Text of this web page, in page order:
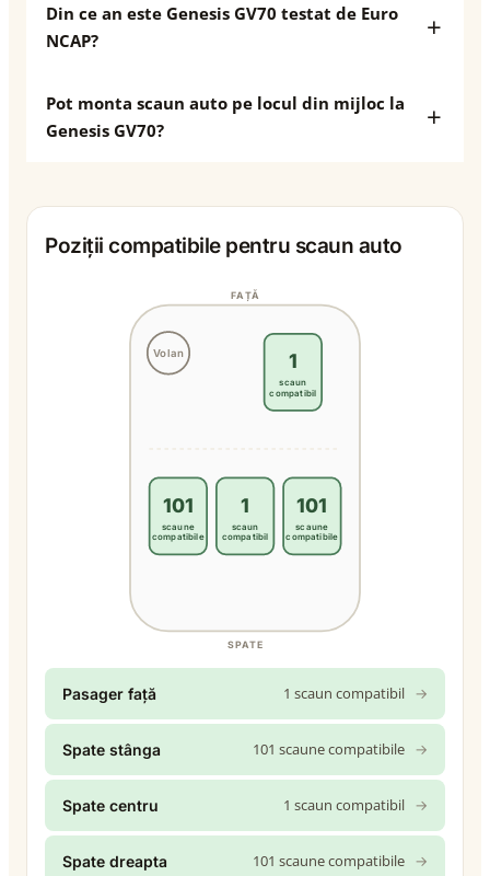
Din ce an este Genesis GV70 testat de Euro
NCAP?
Pot monta scaun auto pe locul din mijloc la
Genesis GV70?
Poziții compatibile pentru scaun auto
Volan
FAȚĂ
SPATE
1
scaun
compatibil
101
scaune
compatibile
1
scaun
compatibil
101
scaune
compatibile
Pasager față 1 scaun compatibil →
Spate stânga 101 scaune compatibile →
Spate centru 1 scaun compatibil →
Spate dreapta 101 scaune compatibile →